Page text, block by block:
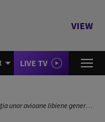
VIEW
LIVE TV
libiene generează temeri privind un posibil atentat la 11 septembrie